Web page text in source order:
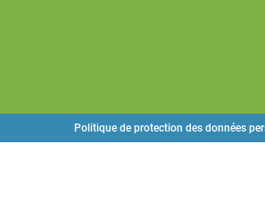
Politique de protection des données